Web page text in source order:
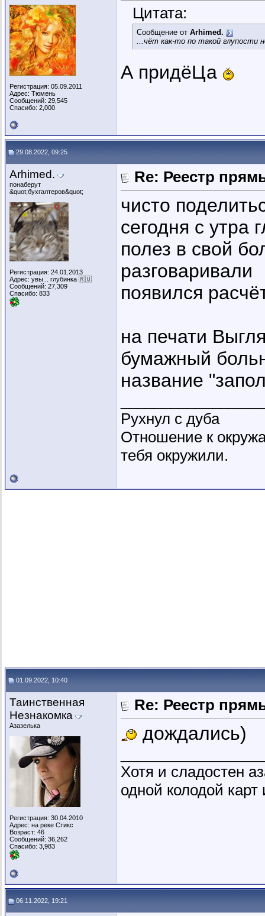
Регистрация: 05.09.2011
Адрес: Тюмень
Сообщений: 29,545
Спасибо: 2,000
Цитата:
Сообщение от Arhimed.
...чёт как-то по такой глупости
А придёЦа
29.08.2022, 09:25
Arhimed.
понаберут
&quot;бухгалтеров&quot;
Регистрация: 24.01.2013
Адрес: увы... глубинка 🇷🇺
Сообщений: 27,309
Спасибо: 833
Re: Реестр
чисто
сегодня с
полез в свой
разговаривали
появился
на печати
бумажный
название
Рухнул с дуба
Отношение к
тебя окружили.
01.09.2022, 10:40
Таинственная
Незнакомка
Азазелька
Регистрация: 30.04.2010
Адрес: на реке Стикс
Возраст: 46
Сообщений: 36,262
Спасибо: 3,983
Re: Реестр
дождались)
Хотя и сладостен
одной колодой
06.11.2022, 19:21